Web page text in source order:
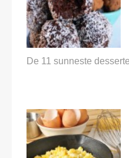
De 11 sunneste